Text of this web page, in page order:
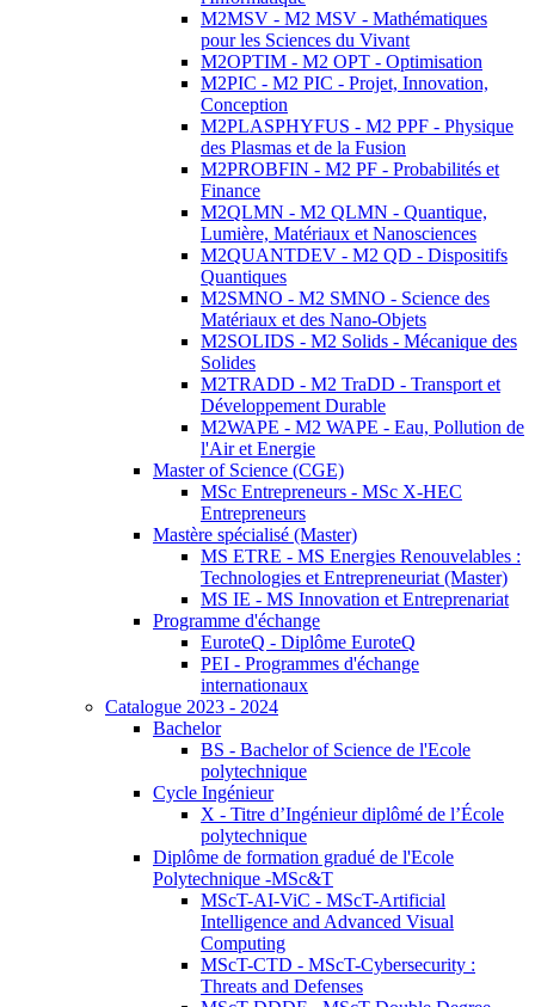
M2MSV - M2 MSV - Mathématiques
pour les Sciences du Vivant
M2OPTIM - M2 OPT - Optimisation
M2PIC - M2 PIC - Projet, Innovation,
Conception
M2PLASPHYFUS - M2 PPF - Physique
des Plasmas et de la Fusion
M2PROBFIN - M2 PF - Probabilités et
Finance
M2QLMN - M2 QLMN - Quantique,
Lumière, Matériaux et Nanosciences
M2QUANTDEV - M2 QD - Dispositifs
Quantiques
M2SMNO - M2 SMNO - Science des
Matériaux et des Nano-Objets
M2SOLIDS - M2 Solids - Mécanique des
Solides
M2TRADD - M2 TraDD - Transport et
Développement Durable
M2WAPE - M2 WAPE - Eau, Pollution de
l'Air et Energie
Master of Science (CGE)
MSc Entrepreneurs - MSc X-HEC
Entrepreneurs
Mastère spécialisé (Master)
MS ETRE - MS Energies Renouvelables :
Technologies et Entrepreneuriat (Master)
MS IE - MS Innovation et Entreprenariat
Programme d'échange
EuroteQ - Diplôme EuroteQ
PEI - Programmes d'échange
internationaux
Catalogue 2023 - 2024
Bachelor
BS - Bachelor of Science de l'Ecole
polytechnique
Cycle Ingénieur
X - Titre d’Ingénieur diplômé de l’École
polytechnique
Diplôme de formation gradué de l'Ecole
Polytechnique -MSc&T
MScT-AI-ViC - MScT-Artificial
Intelligence and Advanced Visual
Computing
MScT-CTD - MScT-Cybersecurity :
Threats and Defenses